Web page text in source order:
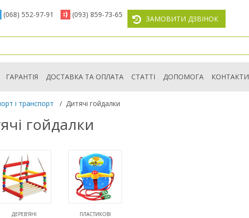
(068) 552-97-91
(093) 859-73-65
ЗАМОВИТИ ДЗВІНОК
ГАРАНТІЯ ДОСТАВКА ТА ОПЛАТА СТАТТІ ДОПОМОГА КОНТАКТИ
і транспорт / Дитячі гойдалки
гойдалки
ДЕРЕВ'ЯНІ ПЛАСТИКОВІ